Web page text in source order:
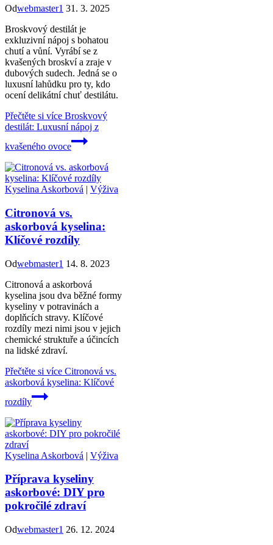
Odwebmaster1 31. 3. 2025
Broskvový destilát je
exkluzivní nápoj s bohatou
chutí a vůní. Vyrábí se z
kvašených broskví a zraje v
dubových sudech. Jedná se o
luxusní lahůdku pro ty, kdo
ocení delikátní chuť destilátu.
Přečtěte si více Broskvový
destilát: Luxusní nápoj z
kvašeného ovoce
Kyselina Askorbová | Výživa
Citronová vs.
askorbová kyselina:
Klíčové rozdíly
Odwebmaster1 14. 8. 2023
Citronová a askorbová
kyselina jsou dva běžné formy
kyseliny v potravinách a
doplňcích stravy. Klíčové
rozdíly mezi nimi jsou v jejich
chemické struktuře a účincích
na lidské zdraví.
Přečtěte si více Citronová vs.
askorbová kyselina: Klíčové
rozdíly
Kyselina Askorbová | Výživa
Příprava kyseliny
askorbové: DIY pro
pokročilé zdraví
Odwebmaster1 26. 12. 2024